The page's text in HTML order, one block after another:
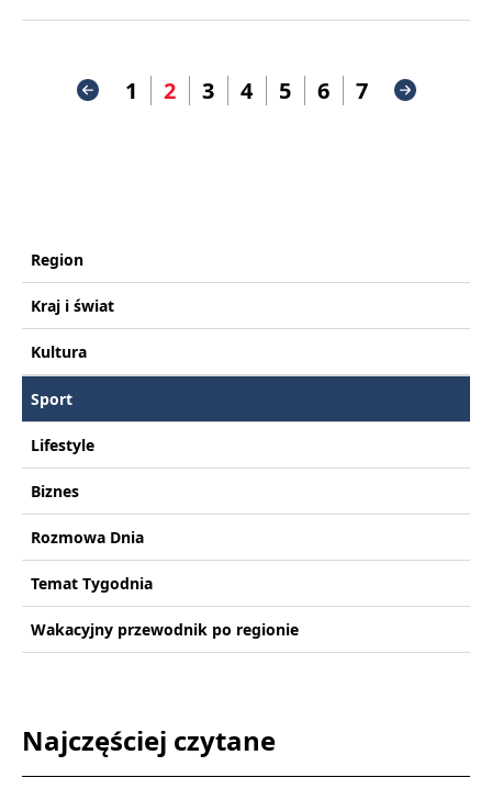
1 2 3 4 5 6 7
Region
Kraj i świat
Kultura
Sport
Lifestyle
Biznes
Rozmowa Dnia
Temat Tygodnia
Wakacyjny przewodnik po regionie
Najczęściej czytane